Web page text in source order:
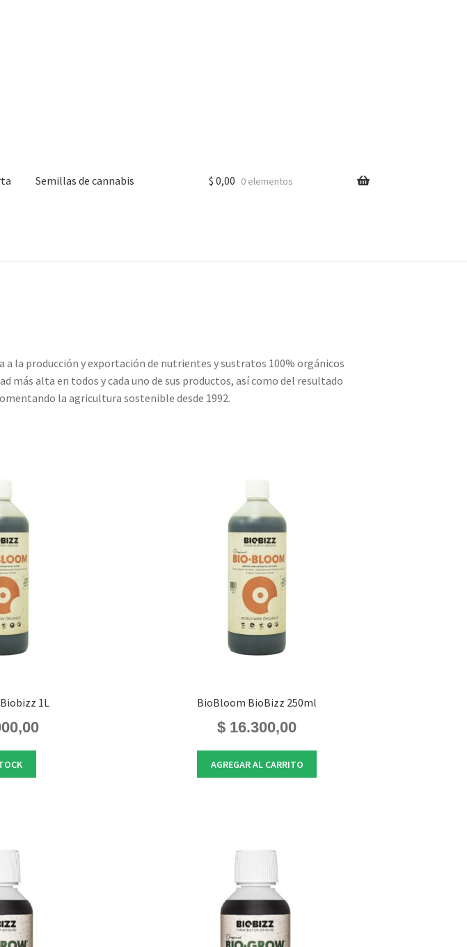
Semillas de cannabis $ 0,00 0 elementos
a la producción y exportación de nutrientes y sustratos 100% orgánicos
más alta en todos y cada uno de sus productos, así como del resultado
la agricultura sostenible desde 1992.
1L BioBloom BioBizz 250ml
$ 16.300,00
AGREGAR AL CARRITO